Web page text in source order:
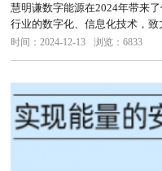
慧明谦数字能源在2024年带来
行业的数字化、信息化技术，
赋能，提供行业领先的IT解决方
时间：2024-12-13 浏览：6833